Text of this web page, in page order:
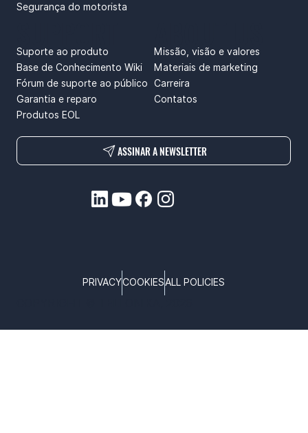
Segurança do motorista
Missão, visão e valores
Materiais de marketing
Carreira
Contatos
Suporte ao produto
Base de Conhecimento Wiki
Fórum de suporte ao público
Garantia e reparo
Produtos EOL
ASSINAR A NEWSLETTER
PRIVACYCOOKIESALL POLICIES